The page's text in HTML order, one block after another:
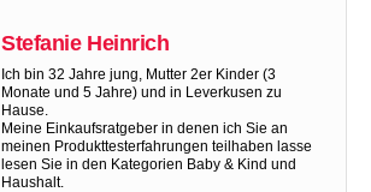
Stefanie Heinrich
Ich bin 32 Jahre jung, Mutter 2er Kinder (3
Monate und 5 Jahre) und in Leverkusen zu
Hause.
Meine Einkaufsratgeber in denen ich Sie an
meinen Produkttesterfahrungen teilhaben lasse
lesen Sie in den Kategorien Baby & Kind und
Haushalt.